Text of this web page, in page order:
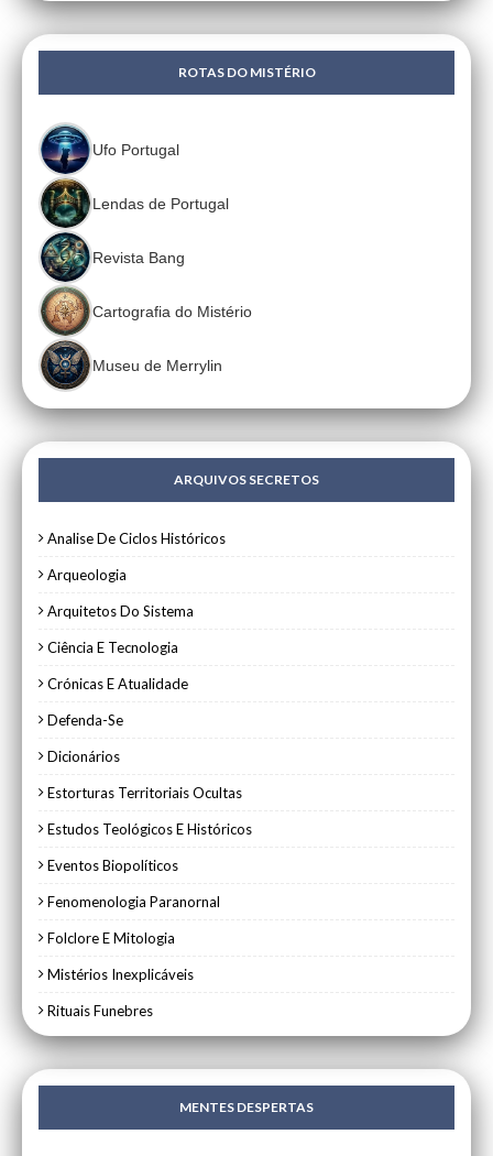
ROTAS DO MISTÉRIO
Ufo Portugal
Lendas de Portugal
Revista Bang
Cartografia do Mistério
Museu de Merrylin
ARQUIVOS SECRETOS
Analise De Ciclos Históricos
Arqueologia
Arquitetos Do Sistema
Ciência E Tecnologia
Crónicas E Atualidade
Defenda-Se
Dicionários
Estorturas Territoriais Ocultas
Estudos Teológicos E Históricos
Eventos Biopolíticos
Fenomenologia Paranornal
Folclore E Mitologia
Mistérios Inexplicáveis
Rituais Funebres
MENTES DESPERTAS